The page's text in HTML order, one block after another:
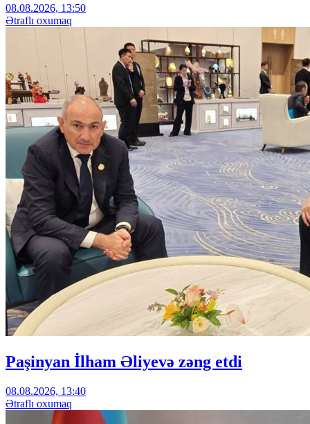
08.08.2026, 13:50
Ətraflı oxumaq
Paşinyan İlham Əliyevə zəng etdi
08.08.2026, 13:40
Ətraflı oxumaq